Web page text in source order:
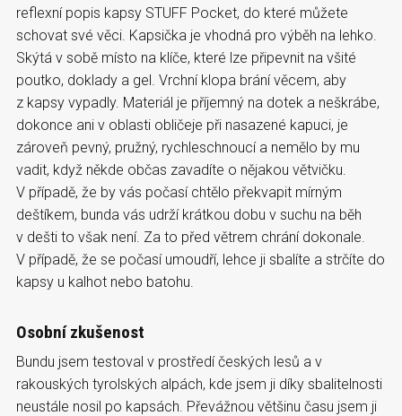
reflexní popis kapsy STUFF Pocket, do které můžete
schovat své věci. Kapsička je vhodná pro výběh na lehko.
Skýtá v sobě místo na klíče, které lze připevnit na všité
poutko, doklady a gel. Vrchní klopa brání věcem, aby
z kapsy vypadly. Materiál je příjemný na dotek a neškrábe,
dokonce ani v oblasti obličeje při nasazené kapuci, je
zároveň pevný, pružný, rychleschnoucí a nemělo by mu
vadit, když někde občas zavadíte o nějakou větvičku.
V případě, že by vás počasí chtělo překvapit mírným
deštíkem, bunda vás udrží krátkou dobu v suchu na běh
v dešti to však není. Za to před větrem chrání dokonale.
V případě, že se počasí umoudří, lehce ji sbalíte a strčíte do
kapsy u kalhot nebo batohu.
Osobní zkušenost
Bundu jsem testoval v prostředí českých lesů a v
rakouských tyrolských alpách, kde jsem ji díky sbalitelnosti
neustále nosil po kapsách. Převážnou většinu času jsem ji